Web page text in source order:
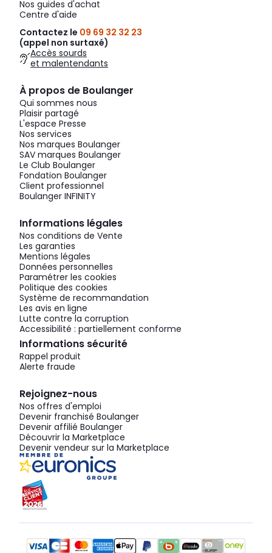
Nos guides d'achat
Centre d'aide
Contactez le 09 69 32 32 23
(appel non surtaxé)
Accès sourds
et malentendants
À propos de Boulanger
Qui sommes nous
Plaisir partagé
L'espace Presse
Nos services
Nos marques Boulanger
SAV marques Boulanger
Le Club Boulanger
Fondation Boulanger
Client professionnel
Boulanger INFINITY
Informations légales
Nos conditions de Vente
Les garanties
Mentions légales
Données personnelles
Paramétrer les cookies
Politique des cookies
Système de recommandation
Les avis en ligne
Lutte contre la corruption
Accessibilité : partiellement conforme
Informations sécurité
Rappel produit
Alerte fraude
Rejoignez-nous
Nos offres d'emploi
Devenir franchisé Boulanger
Devenir affilié Boulanger
Découvrir la Marketplace
Devenir vendeur sur la Marketplace